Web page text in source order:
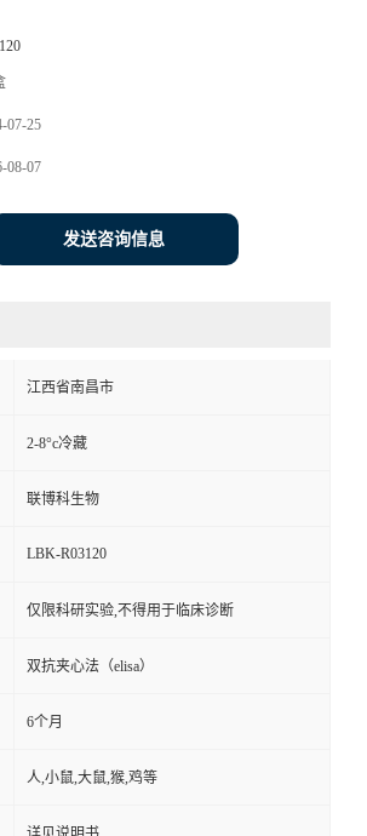
07-25
08-07
发送咨询信息
江西省南昌市
2-8°c冷藏
联博科生物
LBK-R03120
仅限科研实验,不得用于临床诊断
双抗夹心法（elisa）
6个月
人,小鼠,大鼠,猴,鸡等